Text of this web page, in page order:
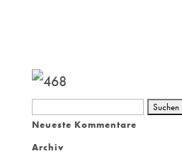
Suchen
nach:
Neueste Kommentare
Archiv